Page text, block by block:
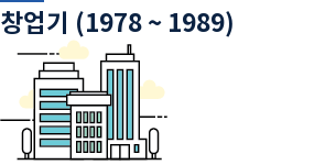
창업기 (1978 ~ 1989)